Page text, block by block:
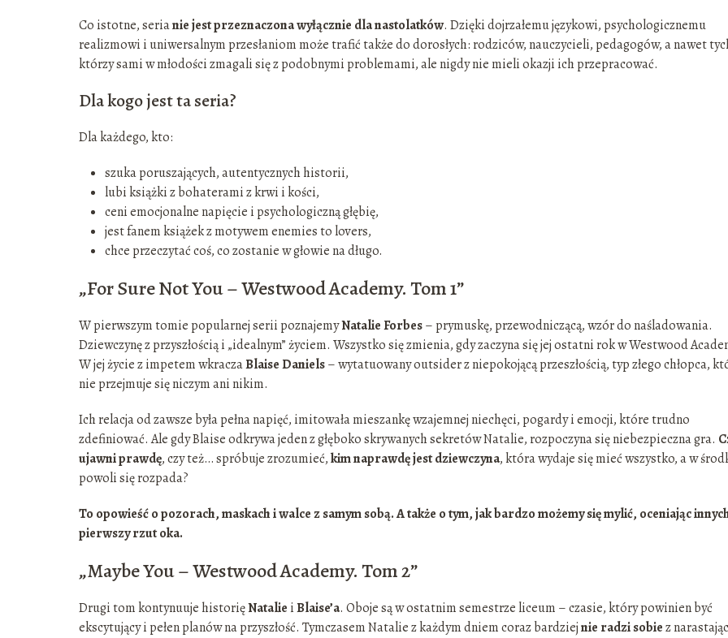
Co istotne, serianie jest przeznaczona wyłącznie dla nastolatków. Dzięki dojrzałemu językowi, psychologicznemu
realizmowi i uniwersalnym przesłaniom może trafić także do dorosłych: rodziców, nauczycieli, pedagogów, a nawet
którzy sami w młodości zmagali się z podobnymi problemami, ale nigdy nie mieli okazji ich przepracować.
Dla kogo jest ta seria?
Dla każdego, kto:
szuka poruszających, autentycznych historii,
lubi książki z bohaterami z krwi i kości,
ceni emocjonalne napięcie i psychologiczną głębię,
jest fanem książek z motywem enemies to lovers,
chce przeczytać coś, co zostanie w głowie na długo.
„For Sure Not You – Westwood Academy. Tom 1”
W pierwszym tomie popularnej serii poznajemyNatalie Forbes– prymuskę, przewodniczącą, wzór do naśladowania.
Dziewczynę z przyszłością i „idealnym” życiem. Wszystko się zmienia, gdy zaczyna się jej ostatni rok w Westwood
W jej życie z impetem wkraczaBlaise Daniels– wytatuowany outsider z niepokojącą przeszłością, typ złego chłopca,
nie przejmuje się niczym ani nikim.
Ich relacja od zawsze była pełna napięć, imitowała mieszankę wzajemnej niechęci, pogardy i emocji, które trudno
zdefiniować. Ale gdy Blaise odkrywa jeden z głęboko skrywanych sekretów Natalie, rozpoczyna się niebezpieczna gra.
ujawni prawdę, czy też… spróbuje zrozumieć,kim naprawdę jest dziewczyna, która wydaje się mieć wszystko, a w
powoli się rozpada?
To opowieść o pozorach, maskach i walce z samym sobą. A także o tym, jak bardzo możemy się mylić, oceniając
pierwszy rzut oka.
„Maybe You – Westwood Academy. Tom 2”
Drugi tom kontynuuje historięNatalie iBlaise’a. Oboje są w ostatnim semestrze liceum – czasie, który powinien być
ekscytujący i pełen planów na przyszłość. Tymczasem Natalie z każdym dniem coraz bardziejnie radzi sobiez